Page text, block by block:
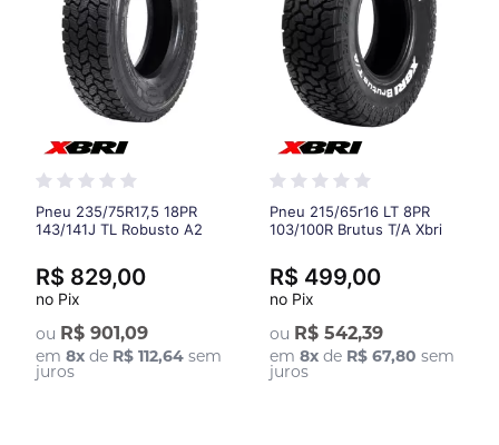
Pneu 235/75R17,5 18PR
143/141J TL Robusto A2
ou R$ 901,09
em8x de R$ 112,64 sem
juros
R$ 829,00
no Pix
Pneu 215/65r16 LT 8PR
103/100R Brutus T/A Xbri
ou R$ 542,39
em 8xde R$ 67,80 sem
juros
R$ 499,00
no Pix